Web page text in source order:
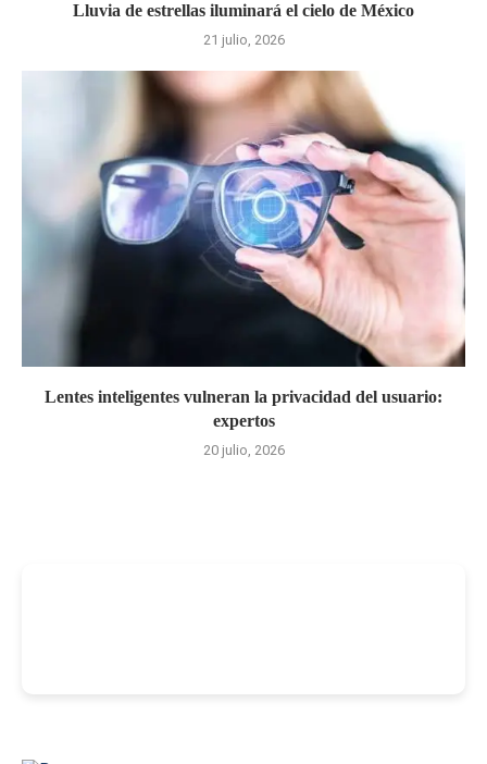
Lluvia de estrellas iluminará el cielo de México
21 julio, 2026
Lentes inteligentes vulneran la privacidad del usuario:
expertos
20 julio, 2026